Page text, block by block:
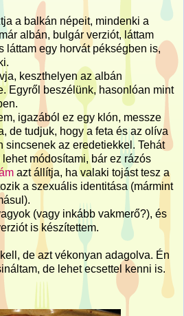
a balkán népeit, mindenki a
albán, bulgár verziót, láttam
láttam egy horvát pékségben is,
keszthelyen az albán
Egyről beszélünk, hasonlóan mint
igazából ez egy klón, messze
de tudjuk, hogy a feta és az olíva
sincsenek az eredetiekkel. Tehát
módosítami, bár ez rázós
azt állítja, ha valaki tojást tesz a
a szexuális identitása (mármint
(vagy inkább vakmerő?), és
is készítettem.
de azt vékonyan adagolva. Én
de lehet ecsettel kenni is.